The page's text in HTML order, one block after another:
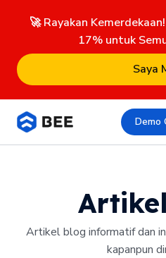
🚀 Rayakan
17% untuk
Saya
Demo
Artikel blog informatif dan
kapanpun